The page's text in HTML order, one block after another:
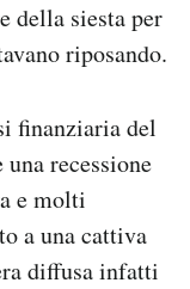
della siesta per
riposando.
finanziaria del
recessione
e molti
a una cattiva
diffusa infatti